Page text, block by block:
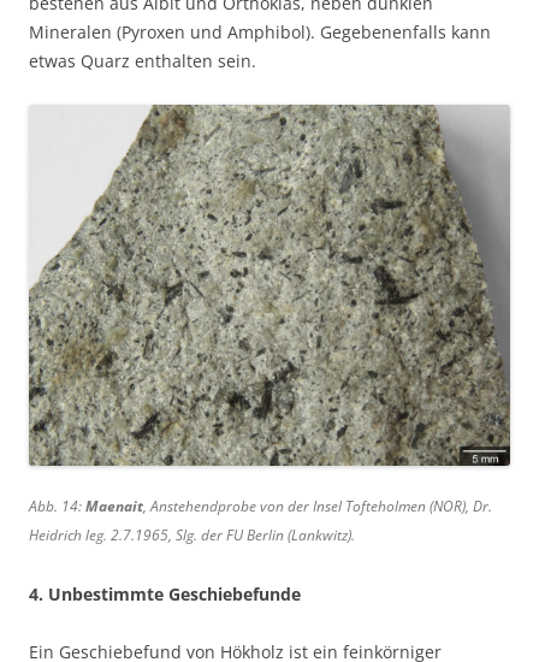
Mineralen (Pyroxen und Amphibol). Gegebenenfalls kann
etwas Quarz enthalten sein.
Abb. 14:Maenait, Anstehendprobe von der Insel Tofteholmen (NOR), Dr.
Heidrich leg. 2.7.1965, Slg. der FU Berlin (Lankwitz).
4. Unbestimmte Geschiebefunde
Ein Geschiebefund von Hökholz ist ein feinkörniger